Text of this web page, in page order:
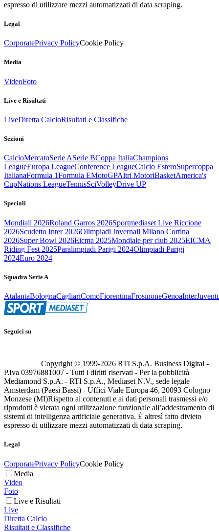
espresso di utilizzare mezzi automatizzati di data scraping.
Legal
CorporatePrivacy PolicyCookie Policy
Media
VideoFoto
Live e Risultati
LiveDiretta CalcioRisultati e Classifiche
Sezioni
CalcioMercatoSerie ASerie BCoppa ItaliaChampions
LeagueEuropa LeagueConference LeagueCalcio EsteroSupercoppa
ItalianaFormula 1Formula EMotoGPAltri MotoriBasketAmerica's
CupNations LeagueTennisSciVolleyDrive UP
Speciali
Mondiali 2026Roland Garros 2026Sportmediaset Live Riccione
2026Scudetto Inter 2026Olimpiadi Invernali Milano Cortina
2026Super Bowl 2026Eicma 2025Mondiale per club 2025EICMA
Riding Fest 2025Paralimpiadi Parigi 2024Olimpiadi Parigi
2024Euro 2024
Squadra Serie A
AtalantaBolognaCagliariComoFiorentinaFrosinoneGenoaInter
Seguici su
Copyright © 1999-2026 RTI S.p.A. Business Digital -
P.Iva 03976881007 - Tutti i diritti riservati - Per la pubblicità
Mediamond S.p.A. - RTI S.p.A., Mediaset N.V., sede legale
Amsterdam (Paesi Bassi) - Uffici Viale Europa 46, 20093 Cologno
Monzese (MI)Rispetto ai contenuti e ai dati personali trasmessi e/o
riprodotti è vietata ogni utilizzazione funzionale all’addestramento di
sistemi di intelligenza artificiale generativa. È altresì fatto divieto
espresso di utilizzare mezzi automatizzati di data scraping.
Legal
CorporatePrivacy PolicyCookie Policy
Media
Video
Foto
Live e Risultati
Live
Diretta Calcio
Risultati e Classifiche